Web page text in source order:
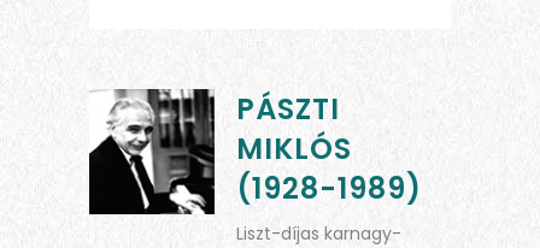
PÁSZTI
MIKLÓS
(1928-1989)
Liszt-díjas karnagy-